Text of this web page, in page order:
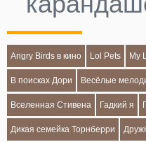
Angry Birds в кино Lol Pets My
В поисках Дори Весёлые
Вселенная Стивена Гадкий я
Дикая семейка Торнберри